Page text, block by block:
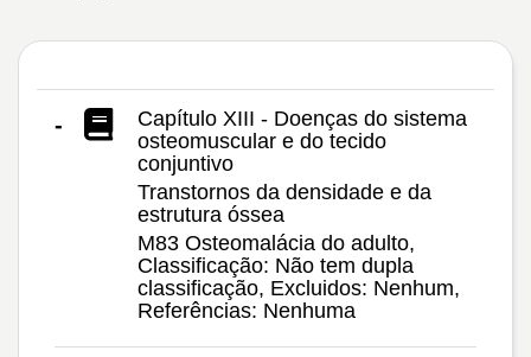
-
Capítulo XIII - Doenças do sistema
osteomuscular e do tecido
conjuntivo
Transtornos da densidade e da
estrutura óssea
M83 Osteomalácia do adulto,
Classificação: Não tem dupla
classificação, Excluidos: Nenhum,
Referências: Nenhuma